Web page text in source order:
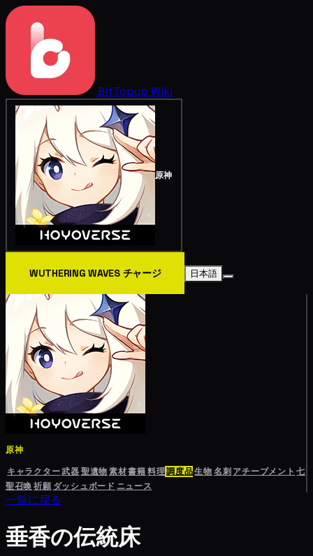
BitTopup Wiki
原神
WUTHERING WAVES チャージ 日本語
原神
キャラクター武器聖遺物素材書籍料理調度品生物名刺 アチーブメント 七
聖召喚祈願 ダッシュボード ニュース
一覧に戻る
垂香の伝統床